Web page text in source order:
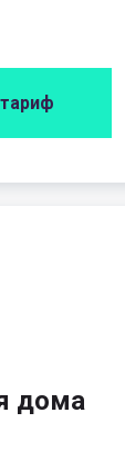
дома